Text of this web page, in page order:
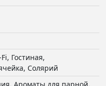
Гостиная,
Солярий
Ароматы для парной,